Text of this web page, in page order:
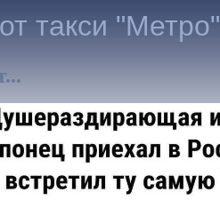
такси "Метро"